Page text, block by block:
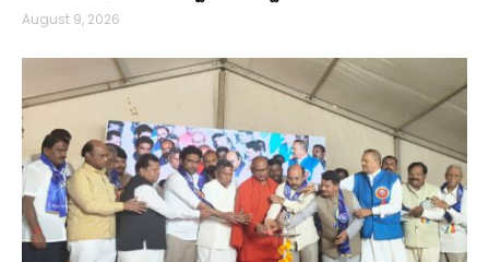
August 9, 2026